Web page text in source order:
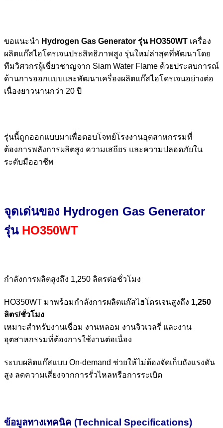
ขอแนะนำ Hydrogen Gas Generator รุ่น HO350WT เครื่อง
ผลิตแก๊สไฮโดรเจนประสิทธิภาพสูง รุ่นใหม่ล่าสุดที่พัฒนาโดย
ทีมวิศวกรผู้เชี่ยวชาญจาก Siam Water Flame ด้วยประสบการณ์
ด้านการออกแบบและพัฒนาเครื่องผลิตแก๊สไฮโดรเจนอย่างต่อ
เนื่องยาวนานกว่า 20 ปี
รุ่นนี้ถูกออกแบบมาเพื่อตอบโจทย์โรงงานอุตสาหกรรมที่
ต้องการพลังการผลิตสูง ความเสถียร และความปลอดภัยใน
ระดับมืออาชีพ
จุดเด่นของ Hydrogen Gas Generator
รุ่น HO350WT
กำลังการผลิตสูงถึง 1,250 ลิตรต่อชั่วโมง
HO350WT มาพร้อมกำลังการผลิตแก๊สไฮโดรเจนสูงถึง 1,250
ลิตร/ชั่วโมง
เหมาะสำหรับงานเชื่อม งานหลอม งานจิวเวลรี่ และงาน
อุตสาหกรรมที่ต้องการใช้งานต่อเนื่อง
ระบบผลิตแก๊สแบบ On-demand ช่วยให้ไม่ต้องจัดเก็บถังแรงดัน
สูง ลดความเสี่ยงจากการรั่วไหลหรือการระเบิด
ข้อมูลทางเทคนิค (Technical Specifications)